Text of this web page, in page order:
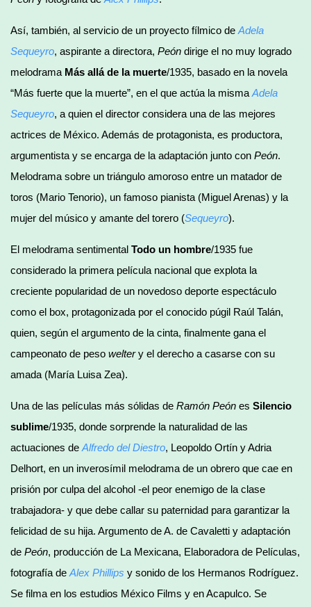
Así, también, al servicio de un proyecto fílmico de Adela
Sequeyro, aspirante a directora, Peón dirige el no muy logrado
melodrama Más allá de la muerte/1935, basado en la novela
“Más fuerte que la muerte”, en el que actúa la misma Adela
Sequeyro, a quien el director considera una de las mejores
actrices de México. Además de protagonista, es productora,
argumentista y se encarga de la adaptación junto con Peón.
Melodrama sobre un triángulo amoroso entre un matador de
toros (Mario Tenorio), un famoso pianista (Miguel Arenas) y la
mujer del músico y amante del torero (Sequeyro).
El melodrama sentimental Todo un hombre/1935 fue
considerado la primera película nacional que explota la
creciente popularidad de un novedoso deporte espectáculo
como el box, protagonizada por el conocido púgil Raúl Talán,
quien, según el argumento de la cinta, finalmente gana el
campeonato de peso weltery el derecho a casarse con su
amada (María Luisa Zea).
Una de las películas más sólidas de Ramón Peón es Silencio
sublime/1935, donde sorprende la naturalidad de las
actuaciones de Alfredo del Diestro, Leopoldo Ortín y Adria
Delhort, en un inverosímil melodrama de un obrero que cae en
prisión por culpa del alcohol -el peor enemigo de la clase
trabajadora- y que debe callar su paternidad para garantizar la
felicidad de su hija. Argumento de A. de Cavaletti y adaptación
de Peón, producción de La Mexicana, Elaboradora de Películas,
fotografía de Alex Phillips y sonido de los Hermanos Rodríguez.
Se filma en los estudios México Films y en Acapulco. Se